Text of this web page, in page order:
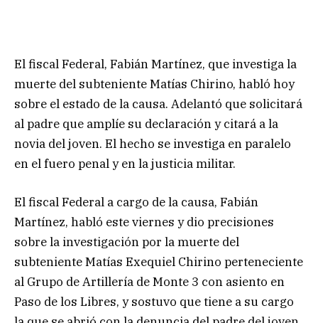
El fiscal Federal, Fabián Martínez, que investiga la
muerte del subteniente Matías Chirino, habló hoy
sobre el estado de la causa. Adelantó que solicitará
al padre que amplíe su declaración y citará a la
novia del joven. El hecho se investiga en paralelo
en el fuero penal y en la justicia militar.
El fiscal Federal a cargo de la causa, Fabián
Martínez, habló este viernes y dio precisiones
sobre la investigación por la muerte del
subteniente Matías Exequiel Chirino perteneciente
al Grupo de Artillería de Monte 3 con asiento en
Paso de los Libres, y sostuvo que tiene a su cargo